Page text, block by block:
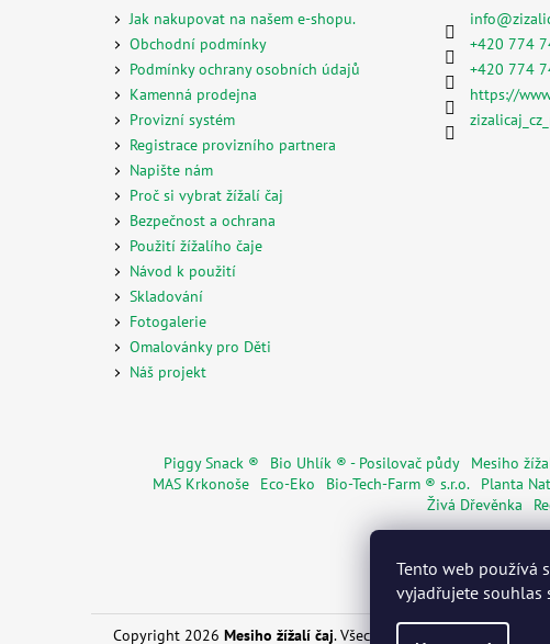
Tento web používá
vyjadřujete souhlas
Jak nakupovat na našem e-shopu.
Obchodní podmínky
Podmínky ochrany osobních údajů
Kamenná prodejna
Provizní systém
Registrace provizního partnera
Napište nám
Proč si vybrat žížalí čaj
Bezpečnost a ochrana
Použití žížalího čaje
Návod k použití
Skladování
Fotogalerie
Omalovánky pro Děti
Náš projekt
info@
+420 774
+420 774
https://
Piggy Snack ® Bio Uhlík ® - Posilovač půdy Mesiho
MAS Krkonoše
Eco-Eko Bio-Tech-Farm ® s.r.o. Planta
Živá Dřevěnka
Copyright 2026 Mesiho žížalí čaj. Všechna práva vyhrazena.